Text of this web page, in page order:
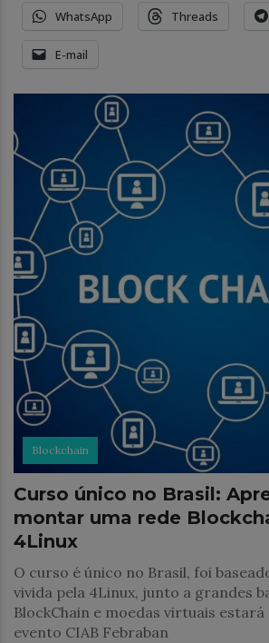
WhatsApp Threads
E-mail
Blockchain
Curso único no Brasil:
montar uma rede
4Linux
O curso é único no Brasil, foi
vivida pela 4Linux, junto a grandes
BlockChain e moedas virtuais estará
evento CIAB Febraban